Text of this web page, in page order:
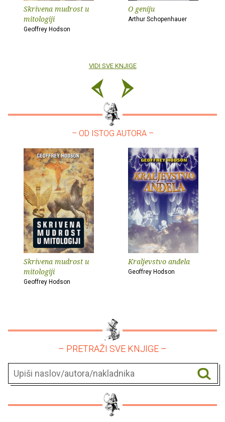
Skrivena mudrost u
mitologiji
Geoffrey Hodson
O geniju
Arthur Schopenhauer
VIDI SVE KNJIGE
– OD ISTOG AUTORA –
Skrivena mudrost u
mitologiji
Geoffrey Hodson
Kraljevstvo anđela
Geoffrey Hodson
– PRETRAŽI SVE KNJIGE –